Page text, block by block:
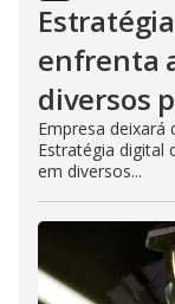
enfrenta
diversos
Empresa deixará
Estratégia digital
em diversos...